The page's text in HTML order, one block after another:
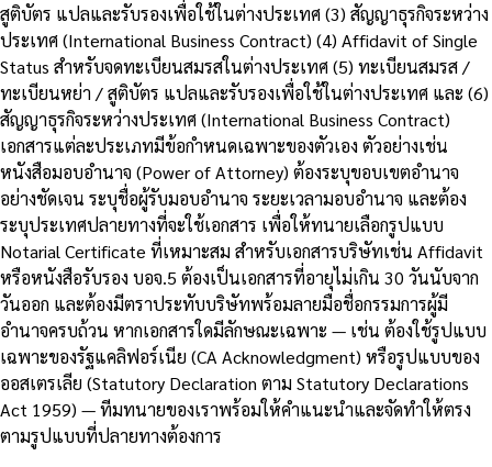
สูติบัตร แปลและรับรองเพื่อใช้ในต่างประเทศ (3) สัญญาธุรกิจระหว่าง
ประเทศ (International Business Contract) (4) Affidavit of Single
Status สำหรับจดทะเบียนสมรสในต่างประเทศ (5) ทะเบียนสมรส /
ทะเบียนหย่า / สูติบัตร แปลและรับรองเพื่อใช้ในต่างประเทศ และ (6)
สัญญาธุรกิจระหว่างประเทศ (International Business Contract)
เอกสารแต่ละประเภทมีข้อกำหนดเฉพาะของตัวเอง ตัวอย่างเช่น
หนังสือมอบอำนาจ (Power of Attorney) ต้องระบุขอบเขตอำนาจ
อย่างชัดเจน ระบุชื่อผู้รับมอบอำนาจ ระยะเวลามอบอำนาจ และต้อง
ระบุประเทศปลายทางที่จะใช้เอกสาร เพื่อให้ทนายเลือกรูปแบบ
Notarial Certificate ที่เหมาะสม สำหรับเอกสารบริษัทเช่น Affidavit
หรือหนังสือรับรอง บอจ.5 ต้องเป็นเอกสารที่อายุไม่เกิน 30 วันนับจาก
วันออก และต้องมีตราประทับบริษัทพร้อมลายมือชื่อกรรมการผู้มี
อำนาจครบถ้วน หากเอกสารใดมีลักษณะเฉพาะ — เช่น ต้องใช้รูปแบบ
เฉพาะของรัฐแคลิฟอร์เนีย (CA Acknowledgment) หรือรูปแบบของ
ออสเตรเลีย (Statutory Declaration ตาม Statutory Declarations
Act 1959) — ทีมทนายของเราพร้อมให้คำแนะนำและจัดทำให้ตรง
ตามรูปแบบที่ปลายทางต้องการ